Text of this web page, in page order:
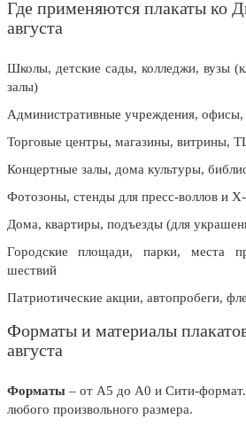
Где применяются плакаты ко
августа
Школы, детские сады, колледжи, вузы
залы)
Административные учреждения, офисы,
Торговые центры, магазины, витрины,
Концертные залы, дома культуры,
Фотозоны, стенды для пресс-воллов и
Дома, квартиры, подъезды (для
Городские площади, парки, места
шествий
Патриотические акции, автопробеги,
Форматы и материалы
августа
Форматы– от А5 до А0 и Сити-формат.
любого произвольного размера.